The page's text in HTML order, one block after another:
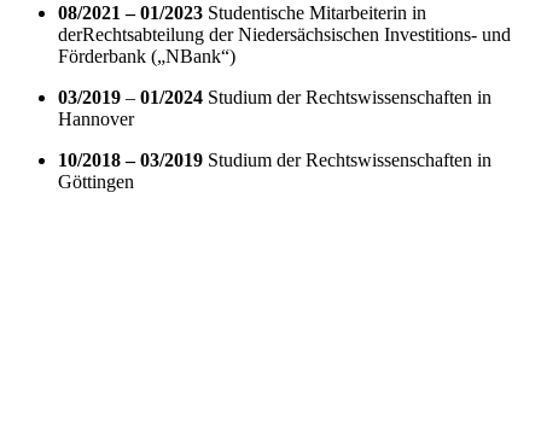
08/2021 – 01/2023 Studentische Mitarbeiterin in
derRechtsabteilung der Niedersächsischen Investitions- und
Förderbank („NBank“)
03/2019 – 01/2024 Studium der Rechtswissenschaften in
Hannover
10/2018 – 03/2019 Studium der Rechtswissenschaften in
Göttingen